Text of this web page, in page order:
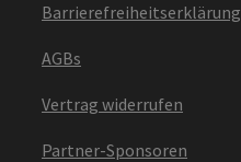
Barrierefreiheitserklärung
AGBs
Vertrag widerrufen
Partner-Sponsoren